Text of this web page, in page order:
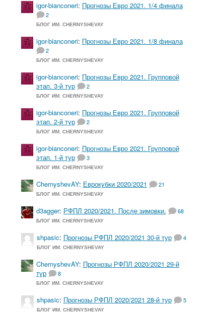
igor-bianconeri: Прогнозы Евро 2021. 1/4 финала
2
БЛОГ ИМ. CHERNYSHEVAY
igor-bianconeri: Прогнозы Евро 2021. 1/8 финала
2
БЛОГ ИМ. CHERNYSHEVAY
igor-bianconeri: Прогнозы Евро 2021. Групповой
этап. 3-й тур
2
БЛОГ ИМ. CHERNYSHEVAY
igor-bianconeri: Прогнозы Евро 2021. Групповой
этап. 2-й тур
2
БЛОГ ИМ. CHERNYSHEVAY
igor-bianconeri: Прогнозы Евро 2021. Групповой
этап. 1-й тур
3
БЛОГ ИМ. CHERNYSHEVAY
ChernyshevAY: Еврокубки 2020/2021 21
БЛОГ ИМ. CHERNYSHEVAY
d3agger: РФПЛ 2020/2021. После зимовки. 68
БЛОГ ИМ. CHERNYSHEVAY
shpasic: Прогнозы РФПЛ 2020/2021 30-й тур 4
БЛОГ ИМ. CHERNYSHEVAY
ChernyshevAY: Прогнозы РФПЛ 2020/2021 29-й
тур
8
БЛОГ ИМ. CHERNYSHEVAY
shpasic: Прогнозы РФПЛ 2020/2021 28-й тур 5
БЛОГ ИМ. CHERNYSHEVAY